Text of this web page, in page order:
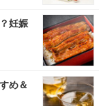
妊娠
め＆